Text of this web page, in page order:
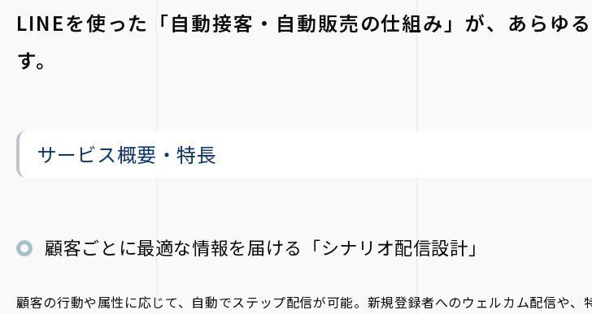
LINEを使った「自動接客・自動販売の仕組み」が、あらゆ
す。
サービス概要・特長
顧客ごとに最適な情報を届ける「シナリオ配信設計」
顧客の行動や属性に応じて、自動でステップ配信が可能。新規登録者へのウェルカム配信や